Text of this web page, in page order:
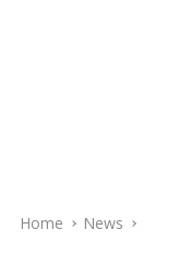
Home News